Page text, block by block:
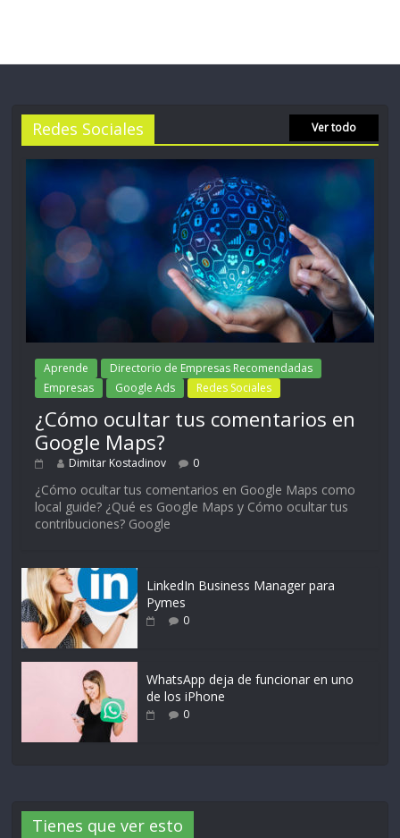
Redes Sociales Ver todo
Aprende
Directorio de Empresas Recomendadas
Empresas
Google Ads Redes Sociales
¿Cómo ocultar tus comentarios en
Google Maps?
Dimitar Kostadinov 0
¿Cómo ocultar tus comentarios en Google Maps como
local guide? ¿Qué es Google Maps y Cómo ocultar tus
contribuciones? Google
LinkedIn Business Manager para
Pymes
0
WhatsApp deja de funcionar en uno
de los iPhone
0
Tienes que ver esto